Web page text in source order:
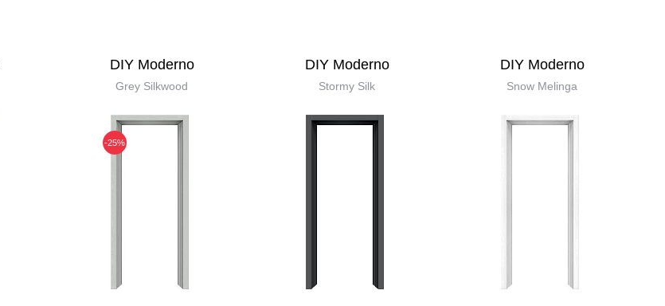
DIY Moderno
Grey Silkwood
-25%
DIY Moderno
Stormy Silk
DIY Moderno
Snow Melinga